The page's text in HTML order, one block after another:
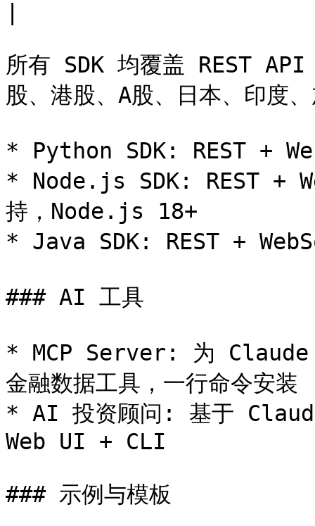
所有 SDK 均覆盖 REST
股、港股、A股、日本、印度
* Python SDK: REST +
* Node.js SDK: REST +
持，Node.js 18+
* Java SDK: REST +
### AI 工具
* MCP Server: 为
金融数据工具，一行命令安装
* AI 投资顾问: 基于
Web UI + CLI
### 示例与模板